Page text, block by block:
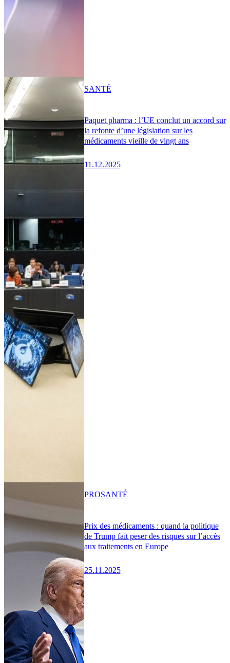
Paquet pharma : l’UE conclut un accord sur
la refonte d’une législation sur les
médicaments vieille de vingt ans
11.12.2025
SANTÉ
Prix des médicaments : quand la politique
de Trump fait peser des risques sur l’accès
aux traitements en Europe
25.11.2025
PROSANTÉ